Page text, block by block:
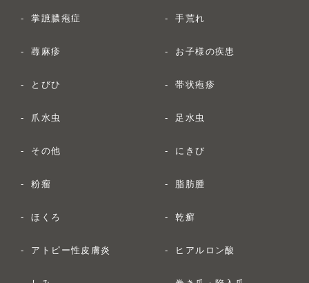
掌蹠膿疱症 手荒れ
蕁麻疹 お子様の疾患
とびひ 帯状疱疹
爪水虫 足水虫
その他 にきび
粉瘤 脂肪腫
ほくろ 乾癬
アトピー性皮膚炎 ヒアルロン酸